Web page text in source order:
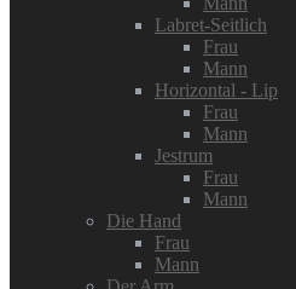
Labret-Seitlich
Frau
Mann
Horizontal - Lip
Frau
Mann
Jestrum
Frau
Mann
Die Hand
Frau
Mann